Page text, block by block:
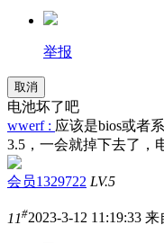
举报
取消
电池坏了吧
wwerf : 应该是bios或者
3.5，一会就掉下去了，
会员1329722 LV.5
11#2023-3-12 11:19:33 来